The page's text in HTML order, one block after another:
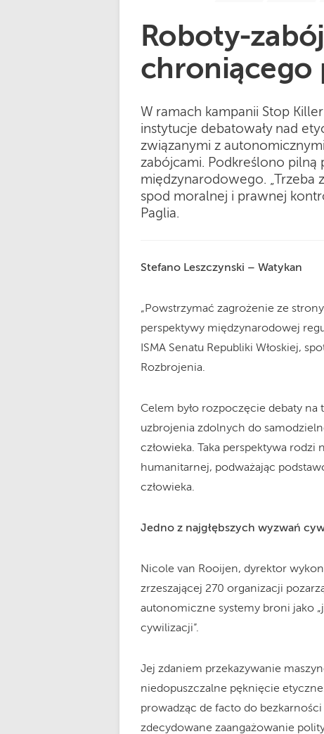
Roboty-
chroniącego
W ramach kampanii Stop
instytucje debatowały nad
związanymi z
zabójcami. Podkreślono
międzynarodowego. „Trzeba
spod moralnej i prawnej
Paglia.
Stefano Leszczynski – Watykan
„Powstrzymać zagrożenie ze
perspektywy międzynarodowej
ISMA Senatu Republiki Włoskiej,
Rozbrojenia.
Celem było rozpoczęcie debaty
uzbrojenia zdolnych do
człowieka. Taka perspektywa
humanitarnej, podważając
człowieka.
Jedno z najgłębszych wyzwań
Nicole van Rooijen, dyrektor
zrzeszającej 270 organizacji
autonomiczne systemy broni jako
cywilizacji”.
Jej zdaniem przekazywanie
niedopuszczalne pęknięcie
prowadząc de facto do
zdecydowane zaangażowanie